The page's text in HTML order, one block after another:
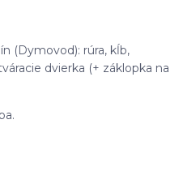
(Dymovod): rúra, kĺb,
dvierka (+ záklopka na